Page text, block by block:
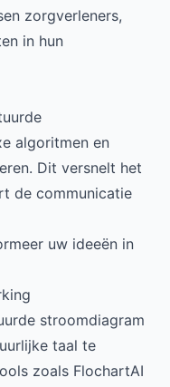
zorgverleners,
in hun
algoritmen en
Dit versnelt het
de communicatie
uw ideeën in
stroomdiagram
taal te
zoals FlochartAI